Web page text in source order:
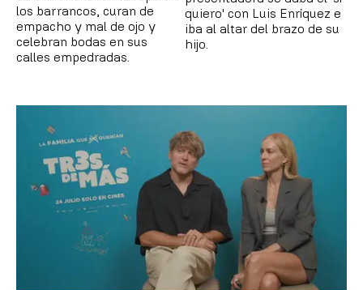
los barrancos, curan de
empacho y mal de ojo y
celebran bodas en sus
calles empedradas.
quiero' con Luis Enríquez e
iba al altar del brazo de su
hijo.